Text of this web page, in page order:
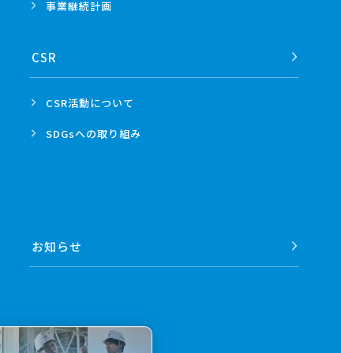
事業継続計画
CSR
CSR活動について
SDGsへの取り組み
お知らせ